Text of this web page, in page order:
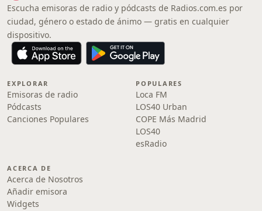
Escucha emisoras de radio y pódcasts de Radios.com.es por
ciudad, género o estado de ánimo — gratis en cualquier
dispositivo.
EXPLORAR
Emisoras de radio
Pódcasts
Canciones Populares
POPULARES
Loca FM
LOS40 Urban
COPE Más Madrid
LOS40
esRadio
ACERCA DE
Acerca de Nosotros
Añadir emisora
Widgets